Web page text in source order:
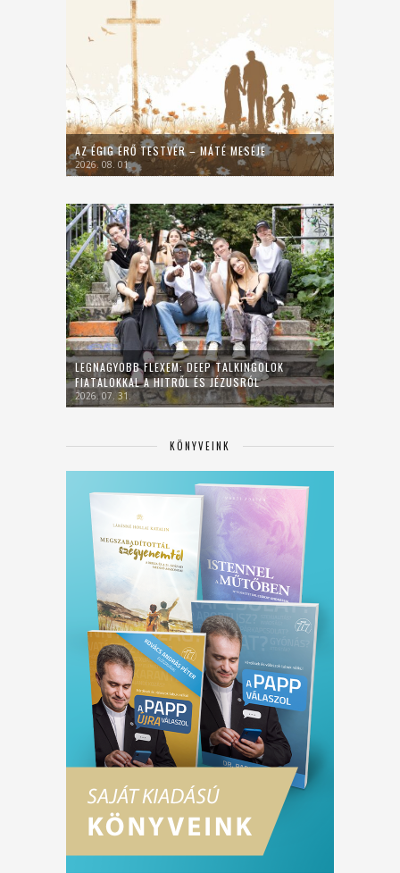
AZ ÉGIG ÉRŐ TESTVÉR – MÁTÉ MESÉJE
2026. 08. 01.
LEGNAGYOBB FLEXEM: DEEP TALKINGOLOK
FIATALOKKAL A HITRŐL ÉS JÉZUSRÓL
2026. 07. 31.
KÖNYVEINK